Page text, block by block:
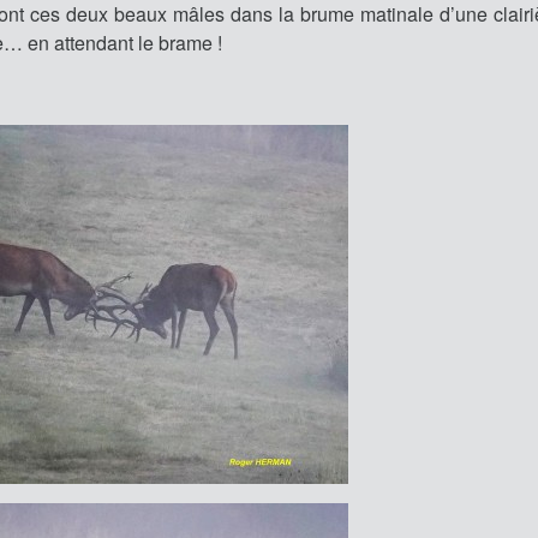
ces deux beaux mâles dans la brume matinale d’une
en attendant le brame !